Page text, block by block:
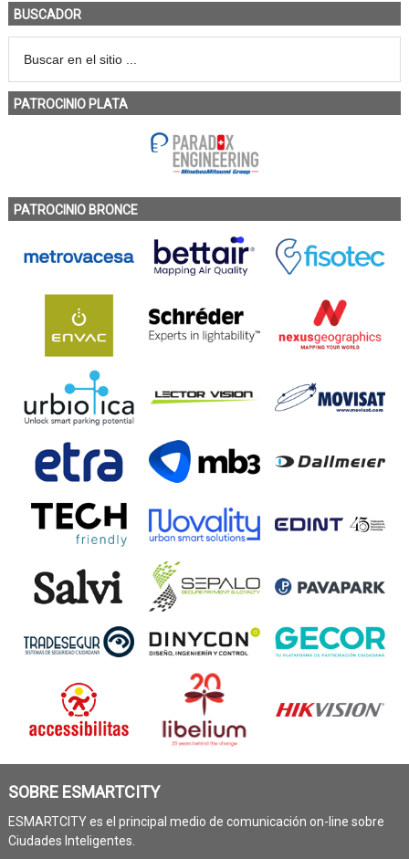
BUSCADOR
PATROCINIO PLATA
PATROCINIO BRONCE
SOBRE ESMARTCITY
ESMARTCITY es el principal medio de comunicación on-line sobre
Ciudades Inteligentes.